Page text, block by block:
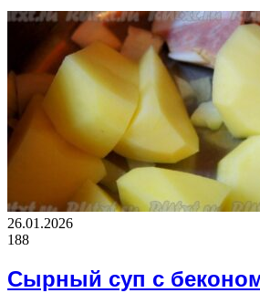
26.01.2026
188
Сырный суп с